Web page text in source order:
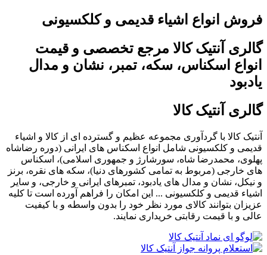
فروش انواع اشیاء قدیمی و کلکسیونی
گالری آنتیک کالا مرجع تخصصی و قیمت
انواع اسکناس، سکه، تمبر، نشان و مدال
یادبود
گالری آنتیک کالا
آنتیک کالا با گردآوری مجموعه عظیم و گسترده ای از کالا و اشیاء
قدیمی و کلکسیونی شامل انواع اسکناس های ایرانی (دوره رضاشاه
پهلوی، محمدرضا شاه، سورشارژ و جمهوری اسلامی)، اسکناس
های خارجی (مربوط به تمامی کشورهای دنیا)، سکه های نقره، برنز
و نیکل، نشان و مدال های یادبود، تمبرهای ایرانی و خارجی، و سایر
اشیاء قدیمی و کلکسیونی ... این امکان را فراهم آورده است تا کلیه
عزیزان بتوانند کالای مورد نظر خود را بدون واسطه و با کیفیت
عالی و با قیمت رقابتی خریداری نمایند.